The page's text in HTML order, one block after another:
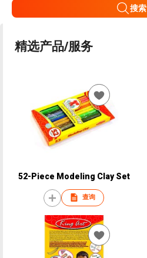
搜索
精选产品/服务
52-Piece Modeling Clay Set
查询